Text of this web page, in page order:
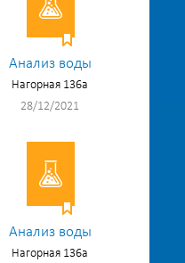
Анализ воды
Нагорная 136а
28/12/2021
Анализ воды
Нагорная 136а